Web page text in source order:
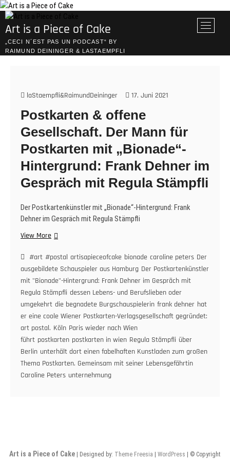
Skip
to
content
Art is a Piece of Cake
„CECI N´EST PAS UN PODCAST“ BY
RAIMUND DEININGER & LASTAEMPFLI
M
e
u
laStaempfli&RaimundDeininger 17. Juni 2021
Postkarten & offene
Gesellschaft. Der Mann für
Postkarten mit „Bionade“-
Hintergrund: Frank Dehner im
Gespräch mit Regula Stämpfli
Der Postkartenkünstler mit „Bionade“-Hintergrund: Frank
Dehner im Gespräch mit Regula Stämpfli
View MorePostkarten
offene
Gesellschaft.
Der
Mann
für
Postkarten
mit
„Bionade“-
Hintergrund:
Frank
Dehner
im
#art #postal artisapieceofcake bionade caroline peters Der
ausgebildete Schauspieler aus Hamburg Der Postkartenkünstler
mit "Bionade"-Hintergrund: Frank Dehner im Gespräch mit
Regula Stämpfli dessen Lebens- und Berufslieben oder
umgekehrt die begnadete Burgschauspielerin frank dehner hat
er eine coole Wiener Postkarten-Verlagsgesellschaft gegründet:
art postal. Köln Paris wieder nach Wien
führt postkarten postkarten in wien Regula Stämpfli über
Berlin unterhält dort einen fabelhaften Kunstladen zum großen
Thema Postkarten. Gemeinsam mit seiner Lebensgefährtin
Caroline Peters unternehmung
Art is a Piece of Cake | Designed by: Theme Freesia |WordPress | © Copyright